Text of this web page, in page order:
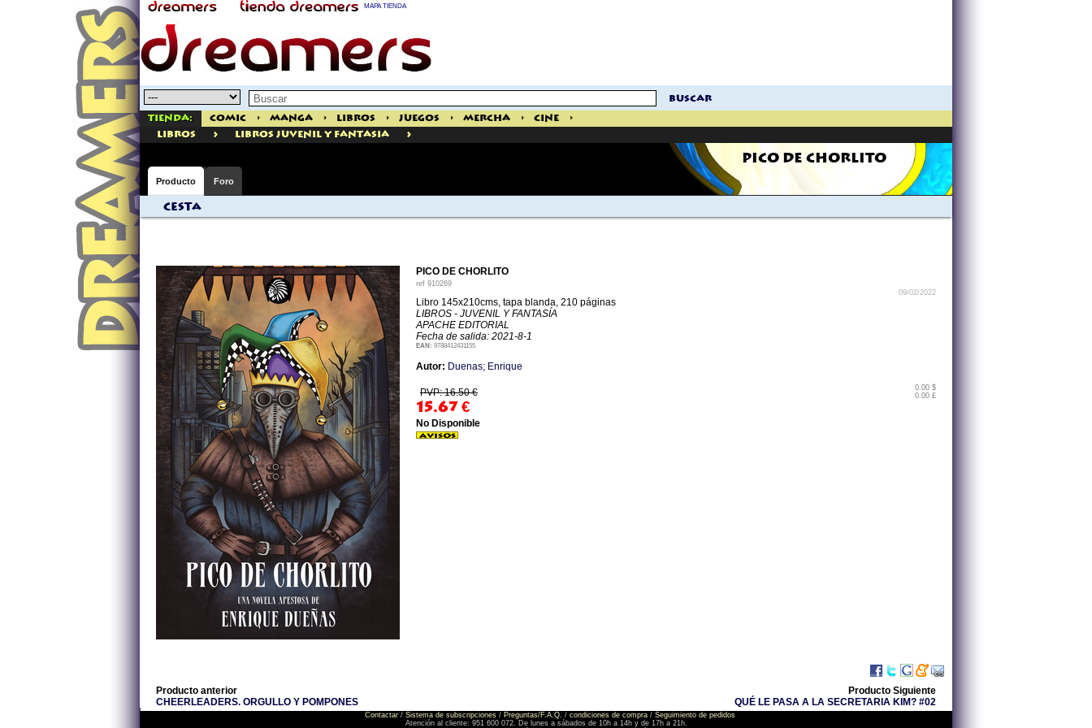
MAPA TIENDA
buscar
Tienda: Comic > Manga > Libros > Juegos > Mercha > Cine
>
libros
> Libros Juvenil Y Fantasia >
PICO DE CHORLITO
Producto Foro
Cesta
PICO DE CHORLITO
ref 910269
09/02/2022
Libro 145x210cms, tapa blanda, 210 páginas
LIBROS - JUVENIL Y FANTASÍA
APACHE EDITORIAL
Fecha de salida: 2021-8-1
EAN: 9788412431155
Autor: Duenas; Enrique
PVP: 16.50 €
15.67 €
0.00 $
0.00 £
No Disponible
Producto anterior
CHEERLEADERS. ORGULLO Y POMPONES
Producto Siguiente
QUÉ LE PASA A LA SECRETARIA KIM? #02
Contactar / Sistema de subscripciones / Preguntas/F.A.Q. / condiciones de compra / Seguimiento de pedidos
Atención al cliente: 951 600 072. De lunes a sábados de 10h a 14h y de 17h a 21h.